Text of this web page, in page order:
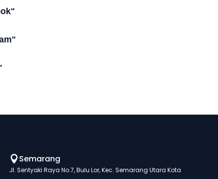
 Semarang
Jl. Sentyaki Raya No.7, Bulu Lor, Kec. Semarang Utara Kota